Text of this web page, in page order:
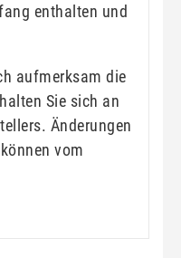
enthalten und
aufmerksam die
Sie sich an
Änderungen
vom